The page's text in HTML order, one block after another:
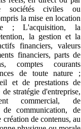
sociétés civiles ou
la mise en location
; L'acquisition, la
la gestion et la
financiers, valeurs
financiers, parts de
comptes courants
de toute nature ;
et de prestations de
stratégie d'entreprise,
commercial, de
communication, de
création de contenus, au